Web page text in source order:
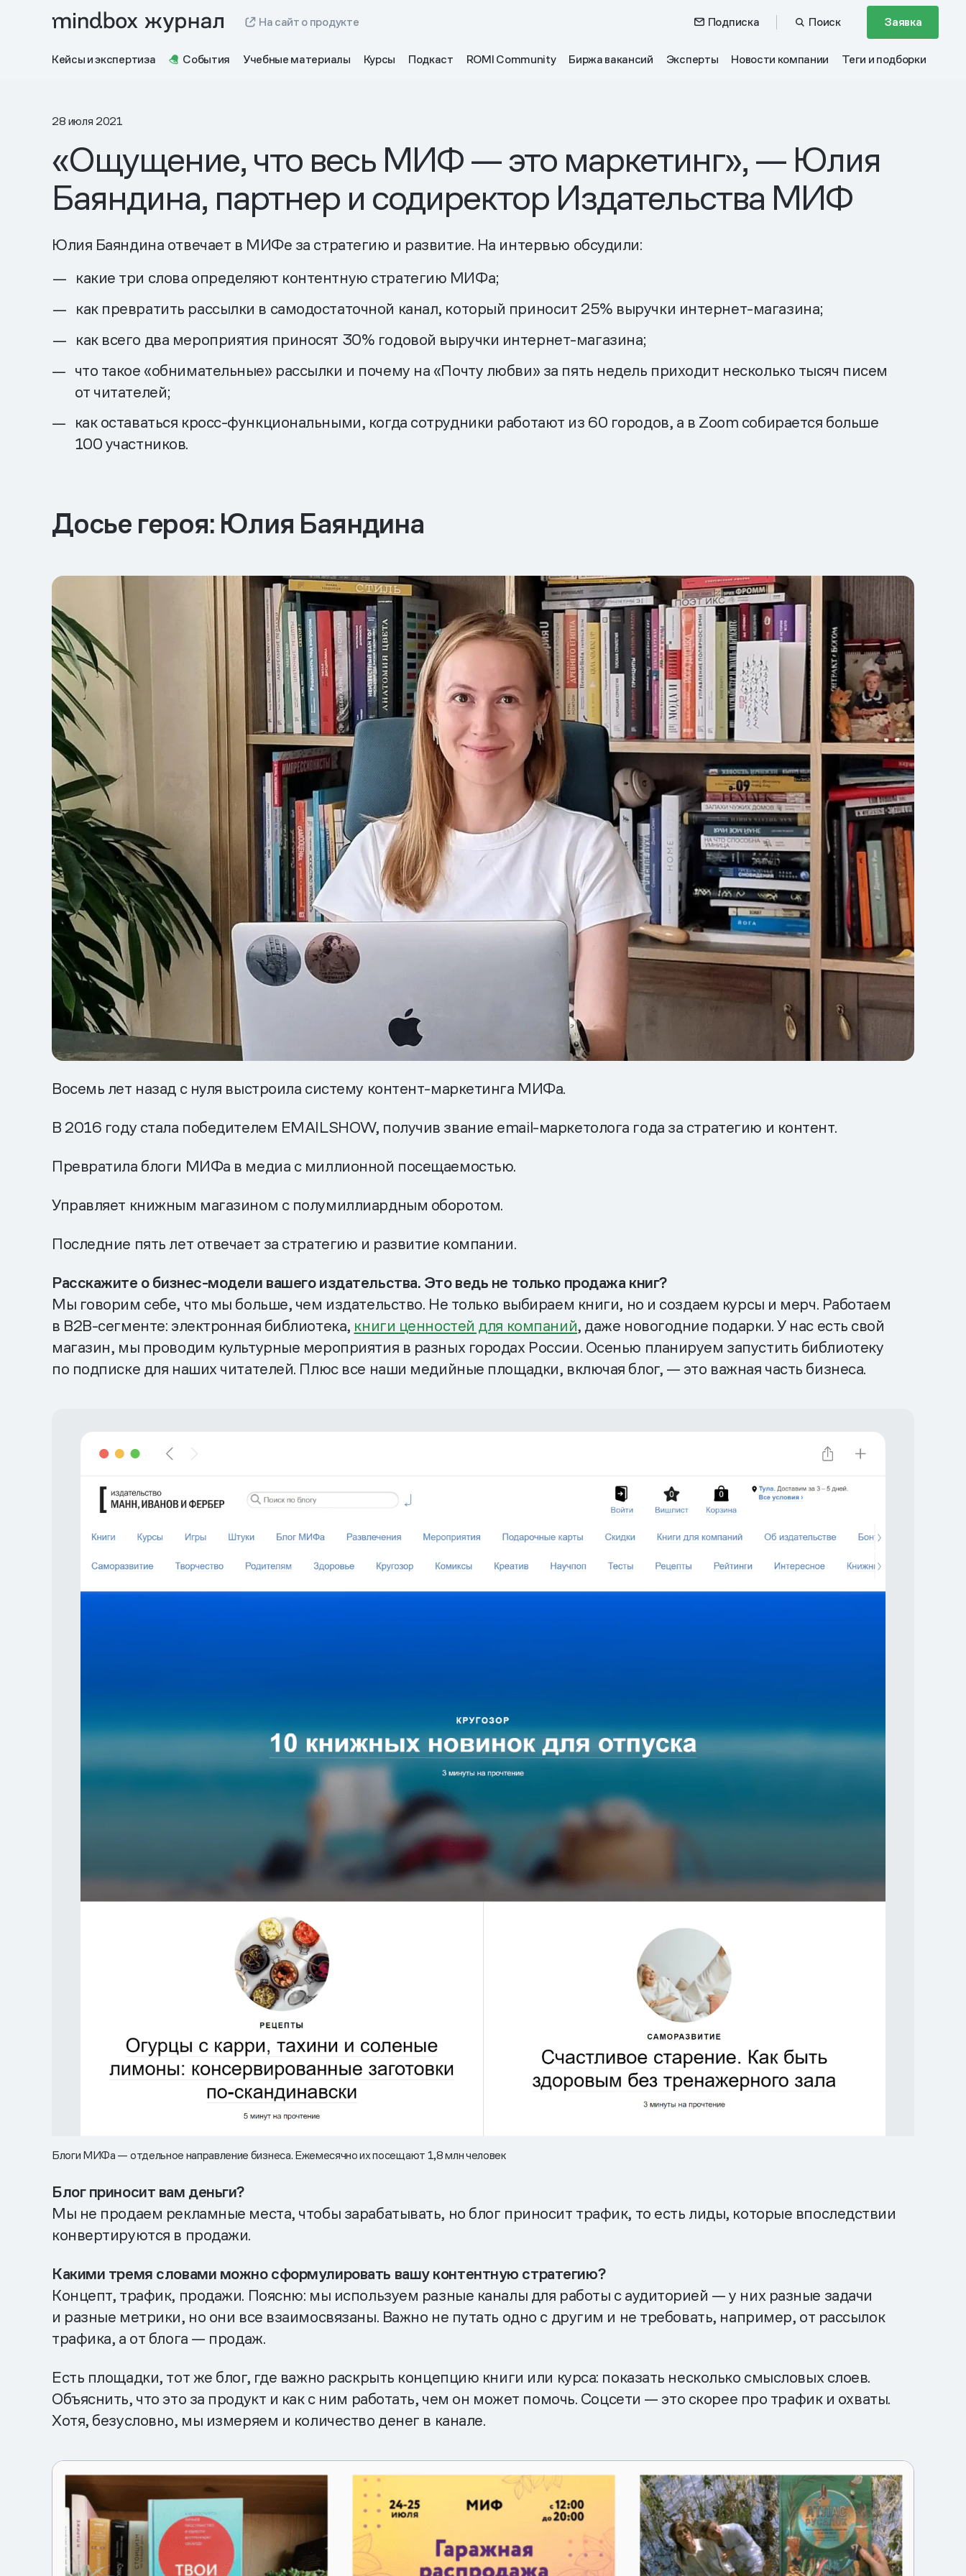
На сайт о продукте Подписка Поиск Заявка
Кейсы и экспертиза События Учебные материалы Курсы Подкаст ROMI Community Биржа вакансий Эксперты Новости компании Теги и подборки
28 июля 2021
«Ощущение, что весь МИФ — это маркетинг», — Юлия
Баяндина, партнер и содиректор Издательства МИФ
Юлия Баяндина отвечает в МИФе за стратегию и развитие. На интервью обсудили:
какие три слова определяют контентную стратегию МИФа;
как превратить рассылки в самодостаточной канал, который приносит 25% выручки интернет-магазина;
как всего два мероприятия приносят 30% годовой выручки интернет-магазина;
что такое «обнимательные» рассылки и почему на «Почту любви» за пять недель приходит несколько тысяч писем
от читателей;
как оставаться кросс-функциональными, когда сотрудники работают из 60 городов, а в Zoom собирается больше
100 участников.
Досье героя: Юлия Баяндина
Восемь лет назад с нуля выстроила систему контент-маркетинга МИФа.
В 2016 году стала победителем EMAILSHOW, получив звание email-маркетолога года за стратегию и контент.
Превратила блоги МИФа в медиа с миллионной посещаемостью.
Управляет книжным магазином с полумиллиардным оборотом.
Последние пять лет отвечает за стратегию и развитие компании.
Расскажите о бизнес-модели вашего издательства. Это ведь не только продажа книг?
Мы говорим себе, что мы больше, чем издательство. Не только выбираем книги, но и создаем курсы и мерч. Работаем
в B2B-сегменте: электронная библиотека, книги ценностей для компаний, даже новогодние подарки. У нас есть свой
магазин, мы проводим культурные мероприятия в разных городах России. Осенью планируем запустить библиотеку
по подписке для наших читателей. Плюс все наши медийные площадки, включая блог, — это важная часть бизнеса.
Блоги МИФа — отдельное направление бизнеса. Ежемесячно их посещают 1,8 млн человек
Блог приносит вам деньги?
Мы не продаем рекламные места, чтобы зарабатывать, но блог приносит трафик, то есть лиды, которые впоследствии
конвертируются в продажи.
Какими тремя словами можно сформулировать вашу контентную стратегию?
Концепт, трафик, продажи. Поясню: мы используем разные каналы для работы с аудиторией — у них разные задачи
и разные метрики, но они все взаимосвязаны. Важно не путать одно с другим и не требовать, например, от рассылок
трафика, а от блога — продаж.
Есть площадки, тот же блог, где важно раскрыть концепцию книги или курса: показать несколько смысловых слоев.
Объяснить, что это за продукт и как с ним работать, чем он может помочь. Соцсети — это скорее про трафик и охваты.
Хотя, безусловно, мы измеряем и количество денег в канале.